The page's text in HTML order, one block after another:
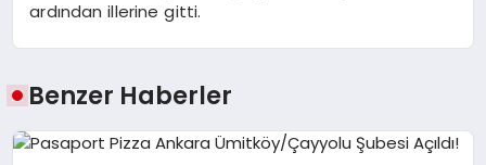
ardından illerine gitti.
Benzer Haberler